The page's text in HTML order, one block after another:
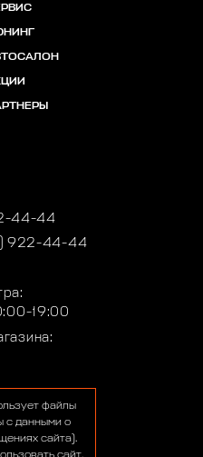
44-44
922-44-44
19:00
файлы
с данными о
сайта).